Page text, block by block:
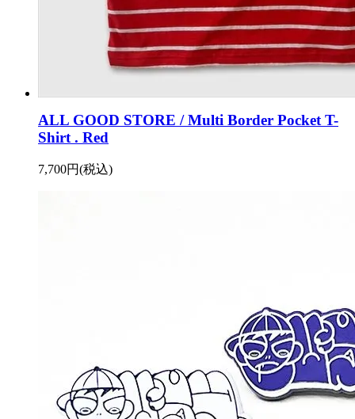
ALL GOOD STORE / Multi Border Pocket T-
Shirt . Red
7,700円(税込)